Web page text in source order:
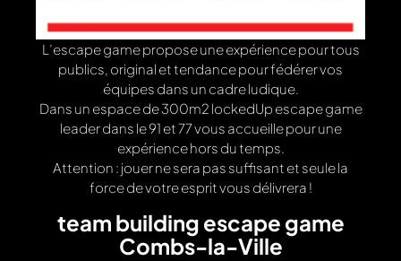
L’escape game propose une expérience pour tous
publics, original et tendance pour fédérer vos
équipes dans un cadre ludique.
Dans un espace de 300m2 lockedUp escape game
leader dans le 91 et 77 vous accueille pour une
expérience hors du temps.
Attention : jouer ne sera pas suffisant et seule la
force de votre esprit vous délivrera !
team building escape game
Combs-la-Ville